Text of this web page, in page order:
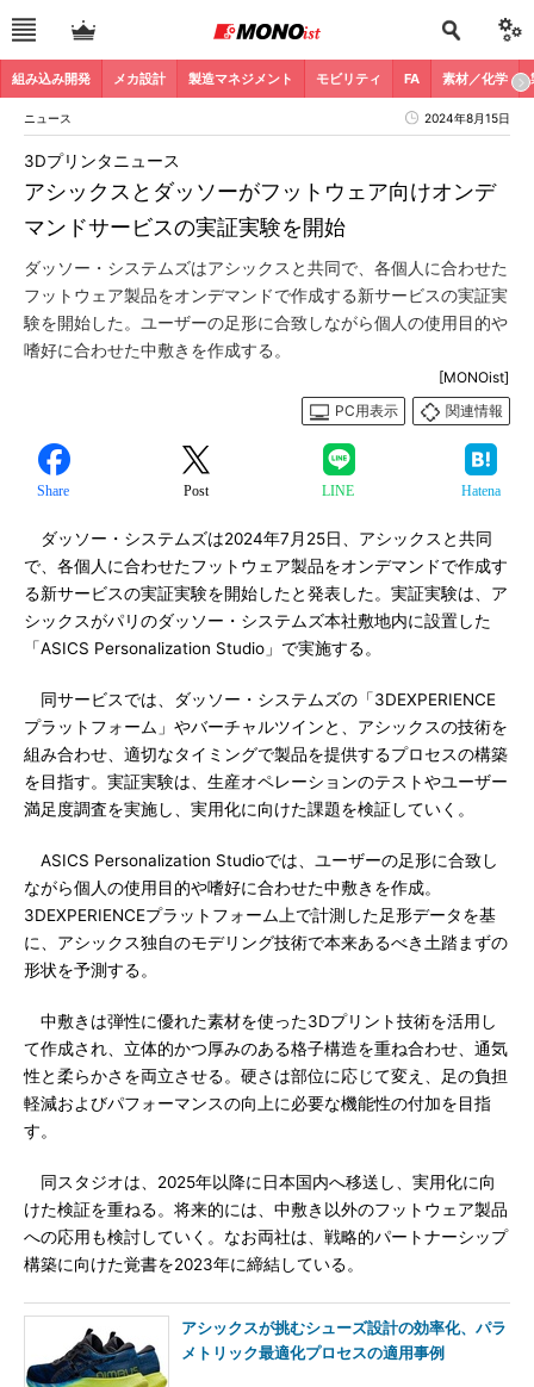
組み込み開発 メカ設計 製造マネジメント モビリティ FA 素材／化学
ニュース 2024年8月15日
アシックスとダッソーがフットウェア向けオンデ
マンドサービスの実証実験を開始
3Dプリンタニュース
ダッソー・システムズはアシックスと共同で、各個人に合わせた
フットウェア製品をオンデマンドで作成する新サービスの実証実
験を開始した。ユーザーの足形に合致しながら個人の使用目的や
嗜好に合わせた中敷きを作成する。
[MONOist]
PC用表示
関連情報
Share Post LINE Hatena
ダッソー・システムズは2024年7月25日、アシックスと共同
で、各個人に合わせたフットウェア製品をオンデマンドで作成す
る新サービスの実証実験を開始したと発表した。実証実験は、ア
シックスがパリのダッソー・システムズ本社敷地内に設置した
「ASICS Personalization Studio」で実施する。
同サービスでは、ダッソー・システムズの「3DEXPERIENCE
プラットフォーム」やバーチャルツインと、アシックスの技術を
組み合わせ、適切なタイミングで製品を提供するプロセスの構築
を目指す。実証実験は、生産オペレーションのテストやユーザー
満足度調査を実施し、実用化に向けた課題を検証していく。
ASICS Personalization Studioでは、ユーザーの足形に合致し
ながら個人の使用目的や嗜好に合わせた中敷きを作成。
3DEXPERIENCEプラットフォーム上で計測した足形データを基
に、アシックス独自のモデリング技術で本来あるべき土踏まずの
形状を予測する。
中敷きは弾性に優れた素材を使った3Dプリント技術を活用し
て作成され、立体的かつ厚みのある格子構造を重ね合わせ、通気
性と柔らかさを両立させる。硬さは部位に応じて変え、足の負担
軽減およびパフォーマンスの向上に必要な機能性の付加を目指
す。
同スタジオは、2025年以降に日本国内へ移送し、実用化に向
けた検証を重ねる。将来的には、中敷き以外のフットウェア製品
への応用も検討していく。なお両社は、戦略的パートナーシップ
構築に向けた覚書を2023年に締結している。
アシックスが挑むシューズ設計の効率化、パラ
メトリック最適化プロセスの適用事例